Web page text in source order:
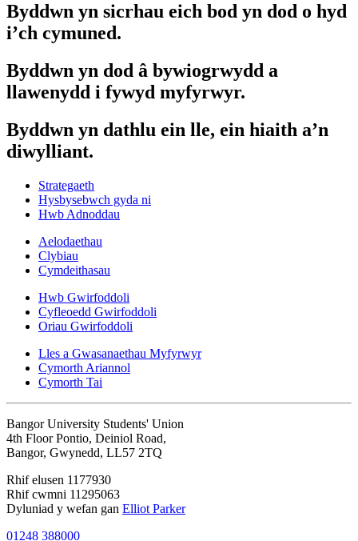
Byddwn yn sicrhau eich bod yn dod o hyd
i’ch cymuned.
Byddwn yn dod â bywiogrwydd a
llawenydd i fywyd myfyrwyr.
Byddwn yn dathlu ein lle, ein hiaith a’n
diwylliant.
Strategaeth
Hysbysebwch gyda ni
Hwb Adnoddau
Aelodaethau
Clybiau
Cymdeithasau
Hwb Gwirfoddoli
Cyfleoedd Gwirfoddoli
Oriau Gwirfoddoli
Lles a Gwasanaethau Myfyrwyr
Cymorth Ariannol
Cymorth Tai
Bangor University Students' Union
4th Floor Pontio, Deiniol Road,
Bangor, Gwynedd, LL57 2TQ
Rhif elusen 1177930
Rhif cwmni 11295063
Dyluniad y wefan gan Elliot Parker
01248 388000